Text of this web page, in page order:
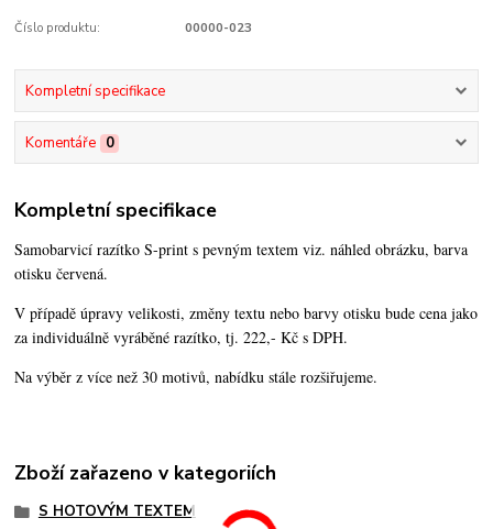
Číslo produktu: 00000-023
Kompletní specifikace
Komentáře 0
Kompletní specifikace
Samobarvicí razítko S-print s pevným textem viz. náhled obrázku, barva
otisku červená.
V případě úpravy velikosti, změny textu nebo barvy otisku bude cena jako
za individuálně vyráběné razítko, tj. 222,- Kč s DPH.
Na výběr z více než 30 motivů, nabídku stále rozšiřujeme.
Zboží zařazeno v kategoriích
S HOTOVÝM TEXTEM